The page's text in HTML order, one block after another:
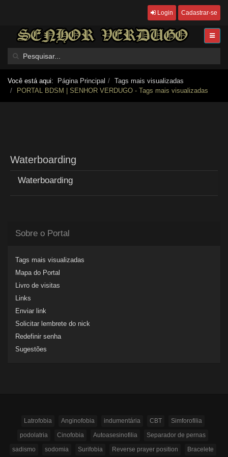
Login Cadastrar-se
Você está aqui: Página Principal
Tags mais visualizadas
PORTAL BDSM | SENHOR VERDUGO - Tags mais visualizadas
Waterboarding
Waterboarding
Sobre o Portal
Tags mais visualizadas
Mapa do Portal
Livro de visitas
Links
Enviar link
Solicitar lembrete do nick
Redefinir senha
Sugestões
Latrofobia Anginofobia indumentária CBT
Simforofilia
podolatria
Cinofobia Autoasesinofilia
Separador de pernas
sadismo
sodomia Surifobia Reverse prayer position Bracelete